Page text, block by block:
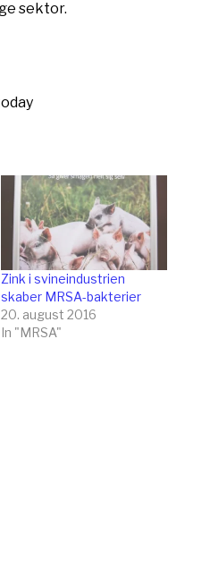
sektor.
Zink i svineindustrien
skaber MRSA-bakterier
20. august 2016
In "MRSA"